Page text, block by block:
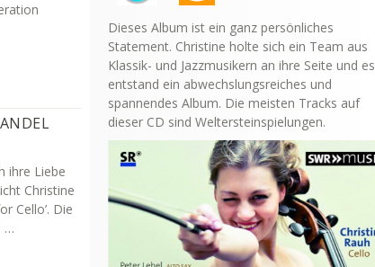
ihre Liebe
Christine
Cello’. Die
…
zu
regeln.
Dieses Album ist ein ganz persönliches
Statement. Christine holte sich ein Team aus
Klassik- und Jazzmusikern an ihre Seite und es
entstand ein abwechslungsreiches und
spannendes Album. Die meisten Tracks auf
dieser CD sind Weltersteinspielungen.